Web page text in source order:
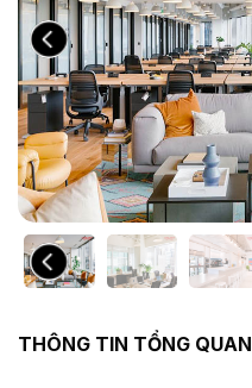
THÔNG TIN TỔNG QUAN